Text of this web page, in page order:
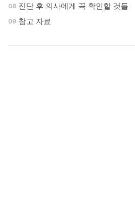
진단 후 의사에게 꼭 확인할 것들
참고 자료